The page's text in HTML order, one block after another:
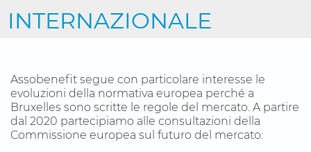
INTERNAZIONALE
Assobenefit segue con particolare interesse le
evoluzioni della normativa europea perché a
Bruxelles sono scritte le regole del mercato. A partire
dal 2020 partecipiamo alle consultazioni della
Commissione europea sul futuro del mercato: